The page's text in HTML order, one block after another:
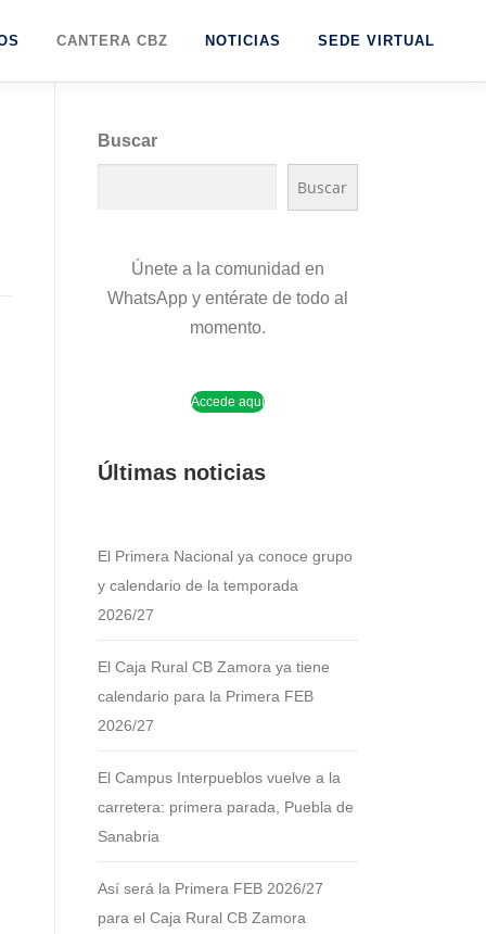
CANTERA CBZ NOTICIAS SEDE VIRTUAL
Buscar
Buscar
Únete a la comunidad en
WhatsApp y entérate de todo al
momento.
Accede aquí
Últimas noticias
El Primera Nacional ya conoce grupo
y calendario de la temporada
2026/27
El Caja Rural CB Zamora ya tiene
calendario para la Primera FEB
2026/27
El Campus Interpueblos vuelve a la
carretera: primera parada, Puebla de
Sanabria
Así será la Primera FEB 2026/27
para el Caja Rural CB Zamora